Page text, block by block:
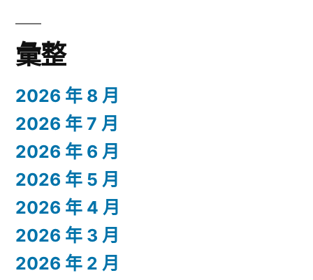
彙整
2026 年 8 月
2026 年 7 月
2026 年 6 月
2026 年 5 月
2026 年 4 月
2026 年 3 月
2026 年 2 月